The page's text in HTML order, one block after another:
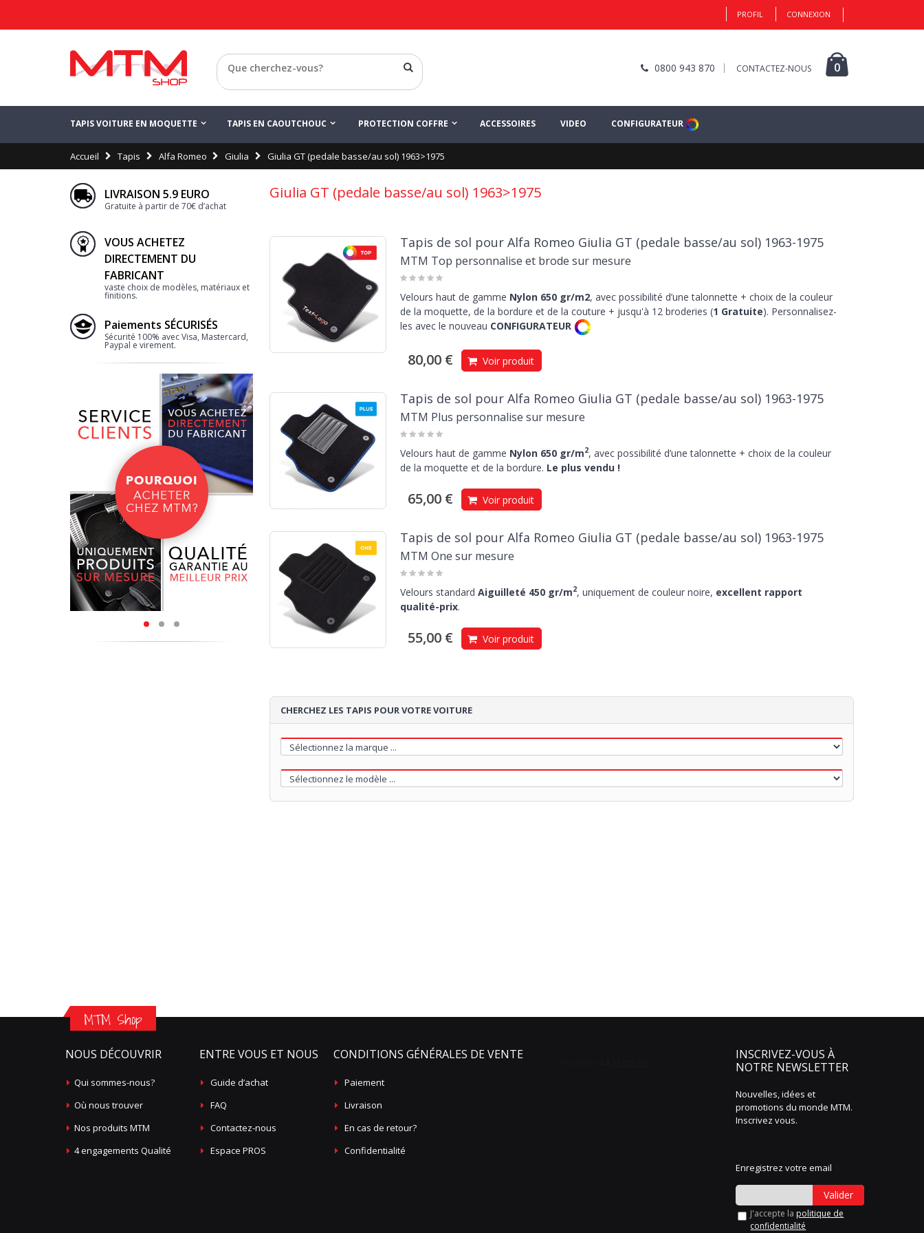
PROFIL CONNEXION
0800 943 870 CONTACTEZ-NOUS 0
Retour
TAPIS VOITURE EN MOQUETTE TAPIS EN CAOUTCHOUC PROTECTION COFFRE ACCESSOIRES VIDEO CONFIGURATEUR
Accueil Tapis Alfa Romeo Giulia Giulia GT (pedale basse/au sol) 1963>1975
Giulia GT (pedale basse/au sol) 1963>1975
Tapis de sol pour Alfa Romeo Giulia GT (pedale basse/au sol) 1963-1975
MTM Top personnalise et brode sur mesure
Velours haut de gamme Nylon 650 gr/m2, avec possibilité d’une talonnette + choix de la couleur
de la moquette, de la bordure et de la couture + jusqu'à 12 broderies (1 Gratuite). Personnalisez-
les avec le nouveau CONFIGURATEUR
80,00 € Voir produit
Tapis de sol pour Alfa Romeo Giulia GT (pedale basse/au sol) 1963-1975
MTM Plus personnalise sur mesure
Velours haut de gamme Nylon 650 gr/m2, avec possibilité d’une talonnette + choix de la couleur
de la moquette et de la bordure. Le plus vendu !
65,00 € Voir produit
Tapis de sol pour Alfa Romeo Giulia GT (pedale basse/au sol) 1963-1975
MTM One sur mesure
Velours standard Aiguilleté 450 gr/m2, uniquement de couleur noire, excellent rapport
qualité-prix.
55,00 € Voir produit
CHERCHEZ LES TAPIS POUR VOTRE VOITURE
LIVRAISON 5.9 EURO
Gratuite à partir de 70€ d’achat
VOUS ACHETEZ
DIRECTEMENT DU
FABRICANT
vaste choix de modèles, matériaux et
finitions.
Paiements SÉCURISÉS
Sécurité 100% avec Visa, Mastercard,
Paypal e virement.
MTM Shop
NOUS DÉCOUVRIR
Qui sommes-nous?
Où nous trouver
Nos produits MTM
4 engagements Qualité
ENTRE VOUS ET NOUS
Guide d’achat
FAQ
Contactez-nous
Espace PROS
CONDITIONS GÉNÉRALES DE VENTE
Paiement
Livraison
En cas de retour?
Confidentialité
INSCRIVEZ-VOUS À
NOTRE NEWSLETTER
Nouvelles, idées et
promotions du monde MTM.
Inscrivez vous.
Enregistrez votre email
Valider
J'accepte la politique de
confidentialité